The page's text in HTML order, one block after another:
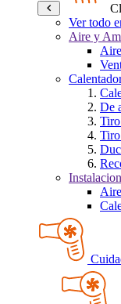
Ver todo
Aire y
De
Tiro